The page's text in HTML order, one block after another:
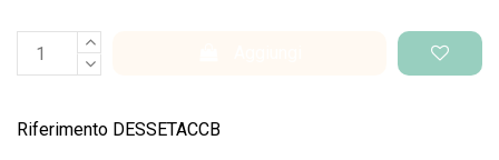
Riferimento DESSETACCB